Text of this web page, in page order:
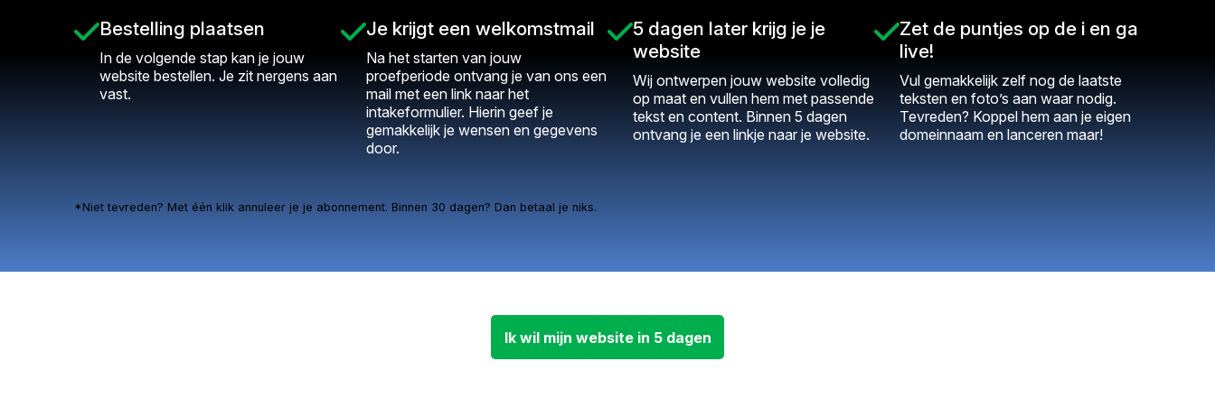
Bestelling plaatsen
In de volgende stap kan je jouw
website bestellen. Je zit nergens aan
vast.
Je krijgt een welkomstmail
Na het starten van jouw
proefperiode ontvang je van ons een
mail met een link naar het
intakeformulier. Hierin geef je
gemakkelijk je wensen en gegevens
door.
5 dagen later krijg je je
website
Wij ontwerpen jouw website volledig
op maat en vullen hem met passende
tekst en content. Binnen 5 dagen
ontvang je een linkje naar je website.
Zet de puntjes op de i en ga
live!
Vul gemakkelijk zelf nog de laatste
teksten en foto’s aan waar nodig.
Tevreden? Koppel hem aan je eigen
domeinnaam en lanceren maar!
*Niet tevreden? Met één klik annuleer je je abonnement. Binnen 30 dagen? Dan betaal je niks.
Ik wil mijn website in 5 dagen